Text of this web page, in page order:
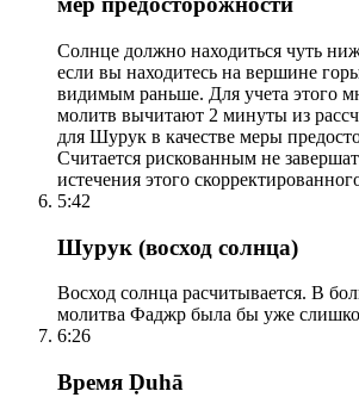
Солнце должно находиться чуть
если вы находитесь на вершине
видимым раньше. Для учета этого
молитв вычитают 2 минуты из
для Шурук в качестве меры
Считается рискованным не
истечения этого
5:42
Шурук (восход солнца)
Восход солнца расчитывается. В
молитва Фаджр была бы уже
6:26
Время Ḍuhā